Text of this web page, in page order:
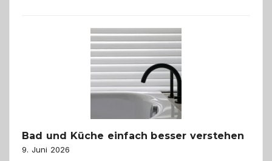
Bad und Küche einfach besser verstehen
9. Juni 2026